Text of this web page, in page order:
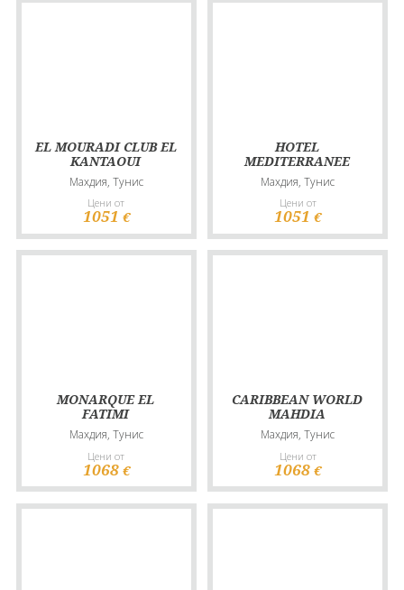
EL MOURADI CLUB EL
KANTAOUI
Махдия, Тунис
Цени от
1051 €
HOTEL
MEDITERRANEE
Махдия, Тунис
Цени от
1051 €
MONARQUE EL
FATIMI
Махдия, Тунис
Цени от
1068 €
CARIBBEAN WORLD
MAHDIA
Махдия, Тунис
Цени от
1068 €